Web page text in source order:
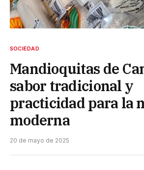
SOCIEDAD
Mandioquitas de
sabor tradicional y
practicidad para la
moderna
20 de mayo de 2025